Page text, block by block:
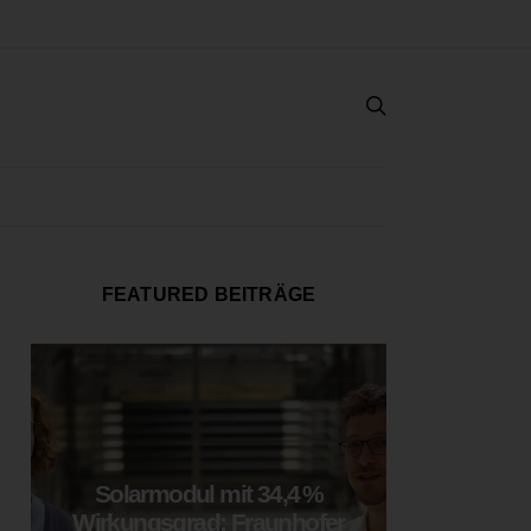
FEATURED BEITRÄGE
Solarmodul mit 34,4 %
Wirkungsgrad: Fraunhofer